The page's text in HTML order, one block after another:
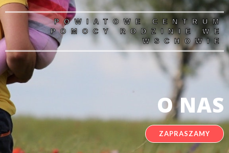
POWIATOWE CENTRUM
POMOCY RODZINIE WE
WSCHOWIE
O NAS
ZAPRASZAMY